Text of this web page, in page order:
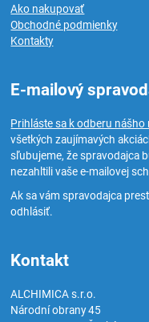
Ako nakupovať
Obchodné podmienky
Kontakty
E-mailový
Prihláste sa k odberu nášho
všetkých zaujímavých
sľubujeme, že spravodajca
nezahltili vaše e-mailovej
Ak sa vám spravodajca
odhlásiť.
Kontakt
ALCHIMICA s.r.o.
Národní obrany 45